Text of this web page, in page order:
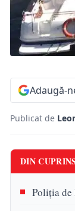
Adaugă-
Publicat de
DIN
Poliția de